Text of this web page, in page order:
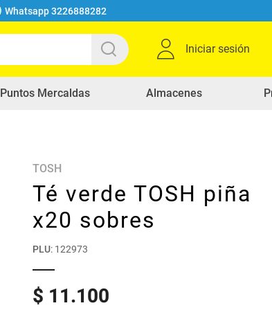
Whatsapp 3226888282
Iniciar sesión
Puntos Mercaldas Almacenes
TOSH
Té verde TOSH piña
x20 sobres
PLU: 122973
$ 11.100